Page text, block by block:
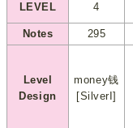
LEVEL
4
Notes 295
Level
Design
money钱
[SilverI]